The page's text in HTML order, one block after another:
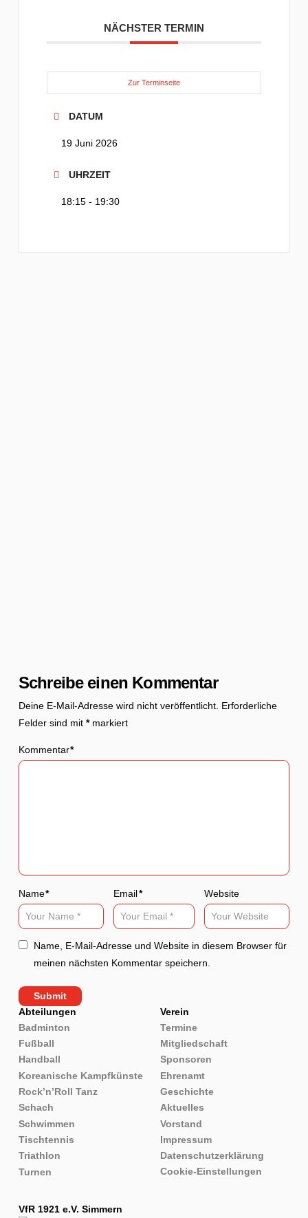
NÄCHSTER TERMIN
Zur Terminseite
DATUM
19 Juni 2026
UHRZEIT
18:15 - 19:30
Schreibe einen Kommentar
Deine E-Mail-Adresse wird nicht veröffentlicht. Erforderliche
Felder sind mit *markiert
Kommentar*
Name* Email* Website
Name, E-Mail-Adresse und Website in diesem Browser für
meinen nächsten Kommentar speichern.
Abteilungen
Badminton
Fußball
Handball
Koreanische Kampfkünste
Rock’n’Roll Tanz
Schach
Schwimmen
Tischtennis
Triathlon
Turnen
Verein
Termine
Mitgliedschaft
Sponsoren
Ehrenamt
Geschichte
Aktuelles
Vorstand
Impressum
Datenschutzerklärung
Cookie-Einstellungen
VfR 1921 e.V. Simmern